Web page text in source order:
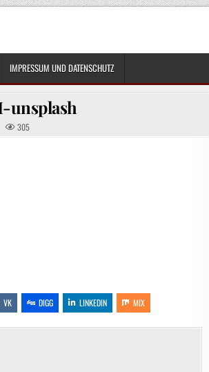
IMPRESSUM UND DATENSCHUTZ
unsplash
305
VK DIGG LINKEDIN MIX